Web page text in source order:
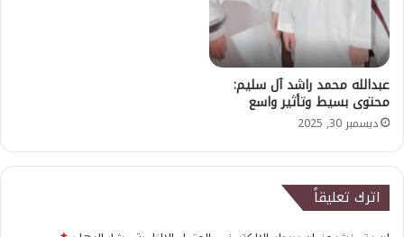
عبدالله محمد راشد آل سليم:
محتوى بسيط وتأثير واسع
ديسمبر 30, 2025
اترك تعليقاً